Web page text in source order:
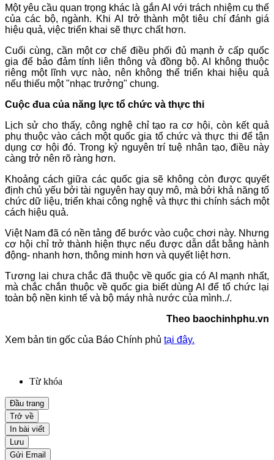
Một yêu cầu quan trọng khác là gắn AI với trách nhiệm cụ thể
của các bộ, ngành. Khi AI trở thành một tiêu chí đánh giá
hiệu quả, việc triển khai sẽ thực chất hơn.
Cuối cùng, cần một cơ chế điều phối đủ mạnh ở cấp quốc
gia để bảo đảm tính liên thông và đồng bộ. AI không thuộc
riêng một lĩnh vực nào, nên không thể triển khai hiệu quả
nếu thiếu một "nhạc trưởng" chung.
Cuộc đua của năng lực tổ chức và thực thi
Lịch sử cho thấy, công nghệ chỉ tạo ra cơ hội, còn kết quả
phụ thuộc vào cách một quốc gia tổ chức và thực thi để tận
dụng cơ hội đó. Trong kỷ nguyên trí tuệ nhân tạo, điều này
càng trở nên rõ ràng hơn.
Khoảng cách giữa các quốc gia sẽ không còn được quyết
định chủ yếu bởi tài nguyên hay quy mô, mà bởi khả năng tổ
chức dữ liệu, triển khai công nghệ và thực thi chính sách một
cách hiệu quả.
Việt Nam đã có nền tảng để bước vào cuộc chơi này. Nhưng
cơ hội chỉ trở thành hiện thực nếu được dẫn dắt bằng hành
động- nhanh hơn, thông minh hơn và quyết liệt hơn.
Tương lai chưa chắc đã thuộc về quốc gia có AI mạnh nhất,
mà chắc chắn thuộc về quốc gia biết dùng AI để tổ chức lại
toàn bộ nền kinh tế và bộ máy nhà nước của mình../.
Theo baochinhphu.vn
Xem bản tin gốc của Báo Chính phủ tại đây.
Từ khóa
Đầu trang
Trở về
In bài viết
Lưu
Gửi Email